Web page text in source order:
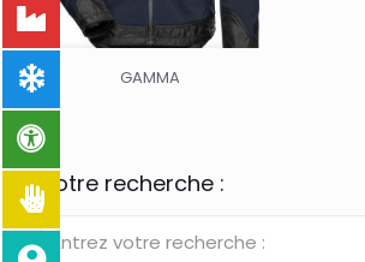
GAMMA
Votre recherche :